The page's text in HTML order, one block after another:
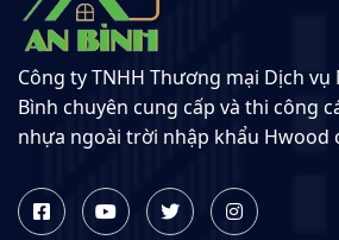
Công ty TNHH Thương mại Dịch
Bình chuyên cung cấp và thi công
nhựa ngoài trời nhập khẩu Hwood